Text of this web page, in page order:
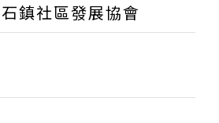
鎮社區發展協會